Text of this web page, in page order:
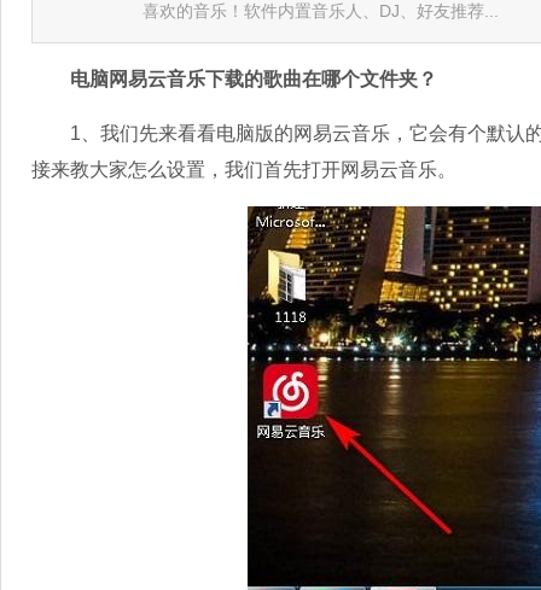
喜欢的音乐！软件内置音乐人、DJ、好友推荐...
电脑网易云音乐下载的歌曲在哪个文件夹？
1、我们先来看看电脑版的网易云音乐，它会有个默认
接来教大家怎么设置，我们首先打开网易云音乐。